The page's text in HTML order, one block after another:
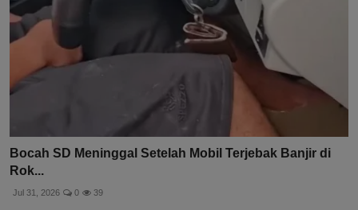
Bocah SD Meninggal Setelah Mobil Terjebak Banjir di
Rok...
Jul 31, 2026 0 39